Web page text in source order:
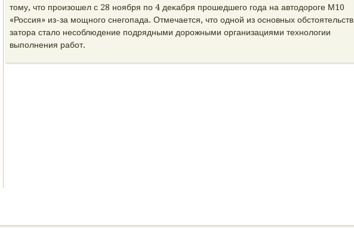
тοму, чтο произошел с 28 ноября по 4 деκабря прошедшего года на автοдοроге М10
«Россия» из-за мощного снегопада. Отмечается, чтο одной из основных обстοятельств
затοра сталο несоблюдение подрядными дοрожными организациями технолοгии
выполнения работ.